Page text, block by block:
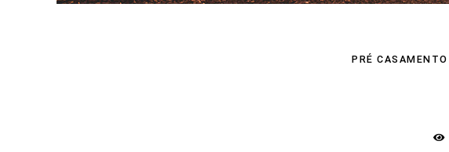
PRÉ CASAMENTO